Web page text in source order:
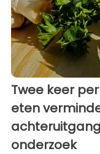
Twee keer
eten
onderzoek